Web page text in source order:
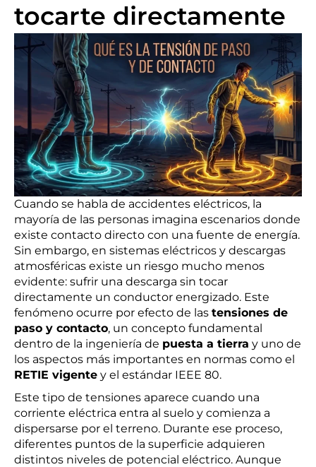
tocarte directamente
Cuando se habla de accidentes eléctricos, la
mayoría de las personas imagina escenarios donde
existe contacto directo con una fuente de energía.
Sin embargo, en sistemas eléctricos y descargas
atmosféricas existe un riesgo mucho menos
evidente: sufrir una descarga sin tocar
directamente un conductor energizado. Este
fenómeno ocurre por efecto de las tensiones de
paso y contacto, un concepto fundamental
dentro de la ingeniería de puesta a tierra y uno de
los aspectos más importantes en normas como el
RETIE vigente y el estándar IEEE 80.
Este tipo de tensiones aparece cuando una
corriente eléctrica entra al suelo y comienza a
dispersarse por el terreno. Durante ese proceso,
diferentes puntos de la superficie adquieren
distintos niveles de potencial eléctrico. Aunque